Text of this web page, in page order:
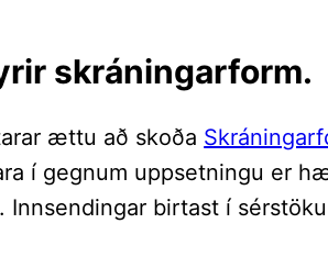
skráningarform.
ættu að skoða
í gegnum uppsetningu er
. Innsendingar birtast í